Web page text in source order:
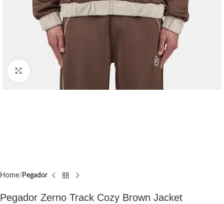
Click to enlarge
Home Pegador​
Pegador Zerno Track Cozy Brown Jacket